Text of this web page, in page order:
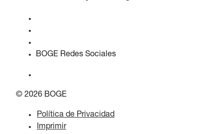
BOGE Redes Sociales
© 2026 BOGE
Política de Privacidad
Imprimir